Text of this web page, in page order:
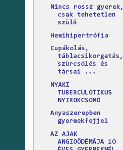
Nincs rossz gyerek,
csak tehetetlen
szülő
Hemihipertrófia
Cupákolás,
táblacsikorgatás,
szürcsölés és
társai ...
NYAKI
TUBERCULOTIKUS
NYIROKCSOMÓ
Anyaszerepben
gyermekfejjel
AZ AJAK
ANGIOÖDÉMÁJA 1O